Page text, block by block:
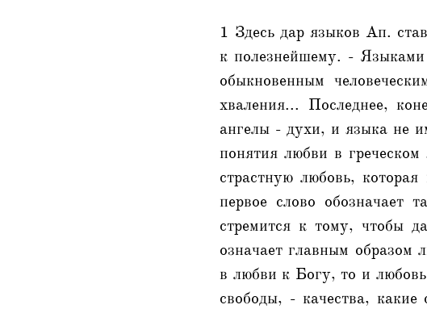
1 Здесь дар языков Ап.
к полезнейшему. -
обыкновенным
хваления... Последнее,
ангелы - духи, и языка не
понятия любви в
страстную любовь,
первое слово обозначает
стремится к тому, чтобы
означает главным образом
в любви к Богу, то и
свободы, - качества,